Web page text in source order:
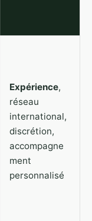
Expérience,
réseau
international,
discrétion,
accompagne
ment
personnalisé